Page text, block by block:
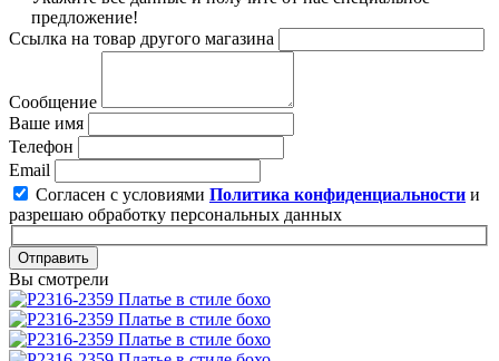
предложение!
Ссылка на товар другого магазина
Сообщение
Ваше имя
Телефон
Email
Согласен с условиями Политика конфиденциальности и
разрешаю обработку персональных данных
Отправить
Вы смотрели